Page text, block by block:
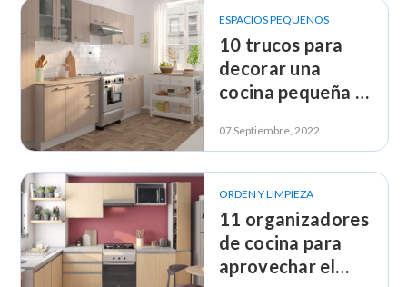
ESPACIOS PEQUEÑOS
10 trucos para
decorar una
cocina pequeña y
grande
07 Septiembre, 2022
ORDEN Y LIMPIEZA
11 organizadores
de cocina para
aprovechar el